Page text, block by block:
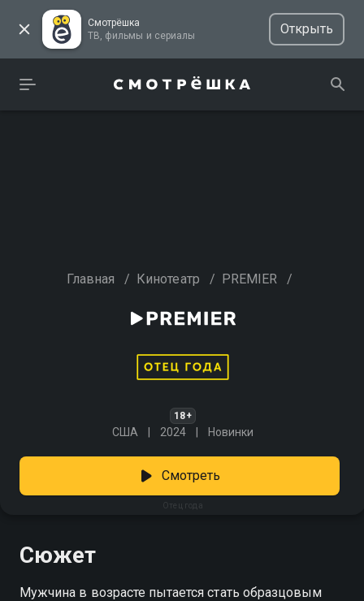
Смотрёшка
ТВ, фильмы и сериалы
Открыть
Главная / Кинотеатр / PREMIER /
18+
США 2024 Новинки
Отец года
Смотреть
Сюжет
Мужчина в возрасте пытается стать образцовым